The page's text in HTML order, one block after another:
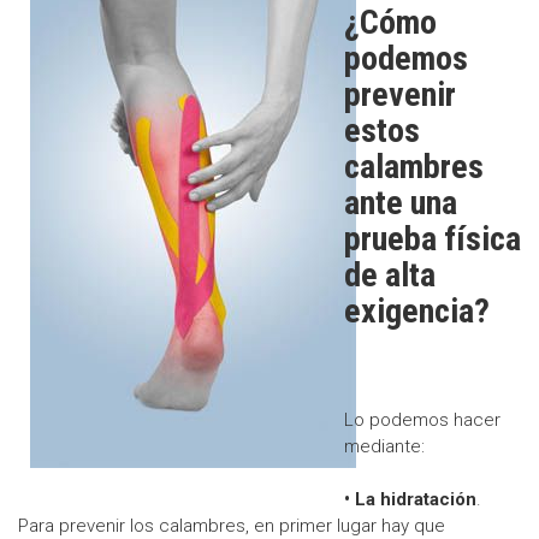
¿Cómo
podemos
prevenir
estos
calambres
ante una
prueba física
de alta
exigencia?
Lo podemos hacer
mediante:
• La hidratación.
Para prevenir los calambres, en primer lugar hay que